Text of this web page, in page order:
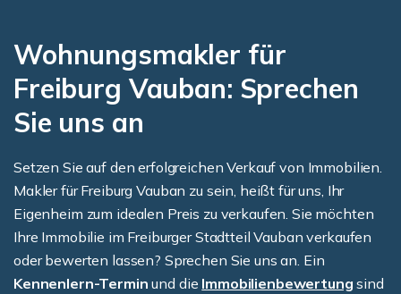
Wohnungsmakler für
Freiburg Vauban: Sprechen
Sie uns an
Setzen Sie auf den erfolgreichen Verkauf von Immobilien.
Makler für Freiburg Vauban zu sein, heißt für uns, Ihr
Eigenheim zum idealen Preis zu verkaufen. Sie möchten
Ihre Immobilie im Freiburger Stadtteil Vauban verkaufen
oder bewerten lassen? Sprechen Sie uns an. Ein
Kennenlern-Termin und die Immobilienbewertung sind